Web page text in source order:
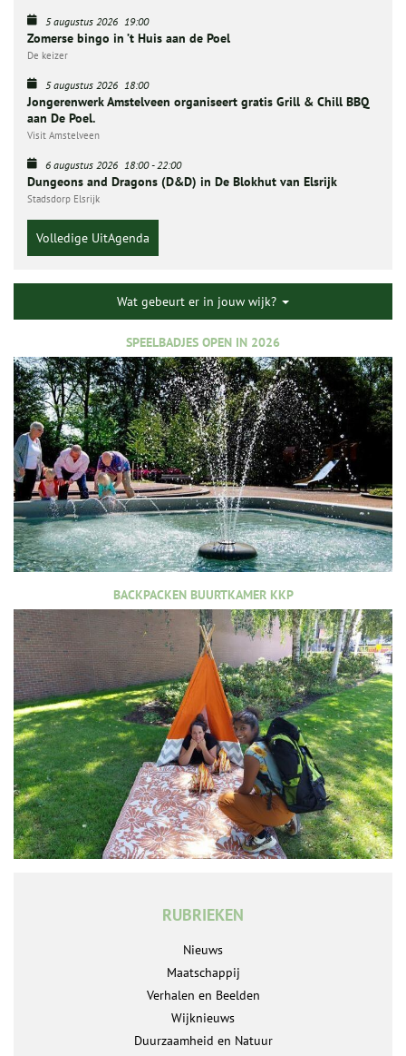
5 augustus 2026 19:00
Zomerse bingo in ’t Huis aan de Poel
De keizer
5 augustus 2026 18:00
Jongerenwerk Amstelveen organiseert gratis Grill & Chill BBQ
aan De Poel.
Visit Amstelveen
6 augustus 2026 18:00- 22:00
Dungeons and Dragons (D&D) in De Blokhut van Elsrijk
Stadsdorp Elsrijk
Volledige UitAgenda
Wat gebeurt er in jouw wijk?
SPEELBADJES OPEN IN 2026
BACKPACKEN BUURTKAMER KKP
RUBRIEKEN
Nieuws
Maatschappij
Verhalen en Beelden
Wijknieuws
Duurzaamheid en Natuur